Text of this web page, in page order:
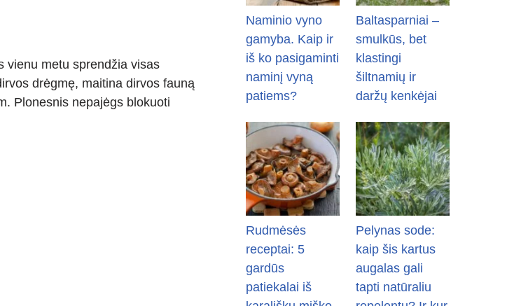
vienu metu sprendžia visas
drėgmę, maitina dirvos fauną
Plonesnis nepajėgs blokuoti
Naminio vyno
gamyba. Kaip ir
iš ko pasigaminti
naminį vyną
patiems?
Baltasparniai –
smulkūs, bet
klastingi
šiltnamių ir
daržų kenkėjai
Rudmėsės
receptai: 5
gardūs
patiekalai iš
Pelynas sode:
kaip šis kartus
augalas gali
tapti natūraliu